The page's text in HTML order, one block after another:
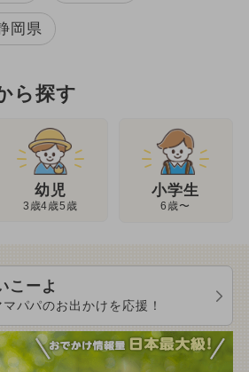
岡県
ら探す
幼児
3歳4歳5歳
小学生
6歳〜
こーよ
パパのお出かけを応援！